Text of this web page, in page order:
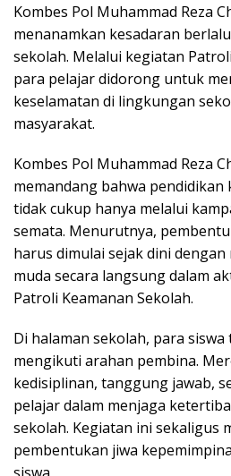
Kombes Pol Muhammad Reza
menanamkan kesadaran
sekolah. Melalui kegiatan
para pelajar didorong untuk
keselamatan di lingkungan
masyarakat.
Kombes Pol Muhammad Reza
memandang bahwa pendidikan
tidak cukup hanya melalui
semata. Menurutnya,
harus dimulai sejak dini
muda secara langsung dalam
Patroli Keamanan Sekolah.
Di halaman sekolah, para
mengikuti arahan pembina.
kedisiplinan, tanggung jawab,
pelajar dalam menjaga
sekolah. Kegiatan ini sekaligus
pembentukan jiwa
siswa.